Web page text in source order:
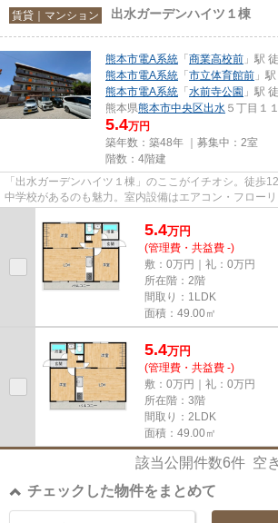
賃貸｜マンション 出水ガーデンハイツ１棟
熊本市電A系統 「 商業高校前 」駅
熊本市電A系統 「 市立体育館前 」
熊本市電A系統 「 水前寺公園 」駅
熊本県熊本市中央区出水 ５丁目１
5.4万円
築年数：築48年 ｜募集中： 2室
階数：4階建
「出水ガーデンハイツ１棟」のここがイチオシ。徒歩
中学校があるのも魅力。室内設備はエアコン・フロー
5.4万円
(管理費・共益費 -)
敷：0万円｜礼：0万円
所在階：2階
間取り：1LDK
面積：49.00㎡
5.4万円
(管理費・共益費 -)
敷：0万円｜礼：0万円
所在階：3階
間取り：2LDK
面積：49.00㎡
該当公開件数6件 空
チェックした物件をまとめて